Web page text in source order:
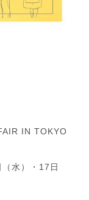
IN TOKYO
水）・17日